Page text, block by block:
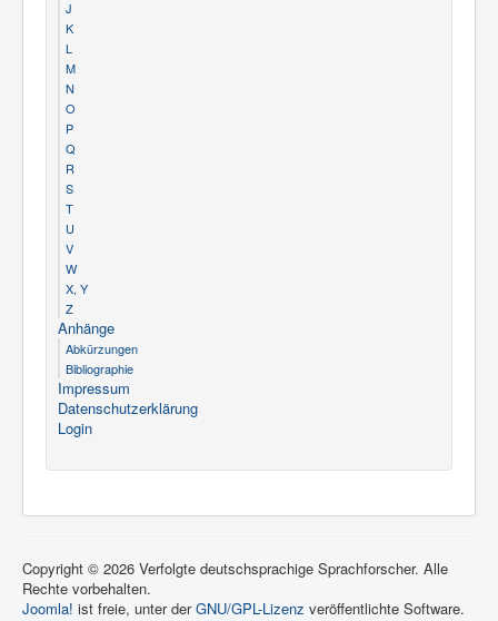
J
K
L
M
N
O
P
Q
R
S
T
U
V
W
X, Y
Z
Anhänge
Abkürzungen
Bibliographie
Impressum
Datenschutzerklärung
Login
Copyright © 2026 Verfolgte deutschsprachige Sprachforscher. Alle
Rechte vorbehalten.
Joomla! ist freie, unter derGNU/GPL-Lizenz veröffentlichte Software.